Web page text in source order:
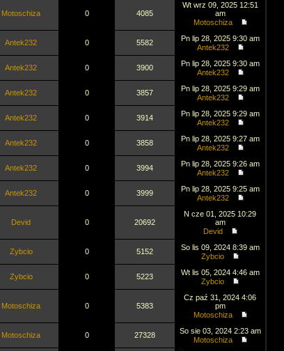
Motoschiza 0 4085
Wt wrz 09, 2025 12:51
am
Motoschiza
Antek232 0 5582
Pn lip 28, 2025 9:30 am
Antek232
Antek232 0 3900
Pn lip 28, 2025 9:30 am
Antek232
Antek232 0 3857
Pn lip 28, 2025 9:29 am
Antek232
Antek232 0 3914
Pn lip 28, 2025 9:29 am
Antek232
Antek232 0 3858
Pn lip 28, 2025 9:27 am
Antek232
Antek232 0 3994
Pn lip 28, 2025 9:26 am
Antek232
Antek232 0 3999
Pn lip 28, 2025 9:25 am
Antek232
Devid 0 20692
N cze 01, 2025 10:29
am
Devid
Zybcio 0 5152
So lis 09, 2024 8:39 am
Zybcio
Zybcio 0 5223
Wt lis 05, 2024 4:46 am
Zybcio
Motoschiza 0 5383
Cz paź 31, 2024 4:06
pm
Motoschiza
Motoschiza 0 27328
So sie 03, 2024 2:23 am
Motoschiza